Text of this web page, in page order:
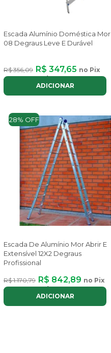
Escada Alumínio Doméstica Mor
08 Degraus Leve E Durável
R$ 356,09 R$ 347,65 no Pix
ou até
ADICIONAR
28% OFF
Escada De Alumínio Mor Abrir E
Extensível 12X2 Degraus
Profissional
R$ 1.170,79 R$ 842,89 no Pix
ou até
ADICIONAR